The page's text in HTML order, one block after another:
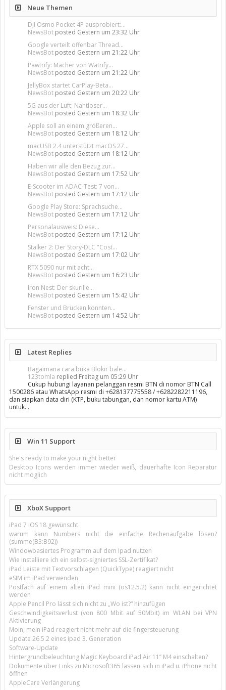
Neue Themen
DJI Osmo Pocket 4P ausprobiert:...
NewsBot posted Gestern um 23:32 Uhr
Google verteilt offenbar Thread...
NewsBot posted Gestern um 21:22 Uhr
Pawtrify: Macher von Watrify...
NewsBot posted Gestern um 21:22 Uhr
JellyBox startet CarPlay-Beta...
NewsBot posted Gestern um 20:22 Uhr
5G aus der Luft: Nahtloser...
NewsBot posted Gestern um 18:32 Uhr
Apple soll an einem größeren...
NewsBot posted Gestern um 18:12 Uhr
macUSB 2.4 unterstützt macOS 27...
NewsBot posted Gestern um 18:12 Uhr
Haben wir alle den Bezug zur...
NewsBot posted Gestern um 17:52 Uhr
E-Scooter im ADAC-Test: 7 von...
NewsBot posted Gestern um 17:12 Uhr
Google Play Store: Sprachsuche...
NewsBot posted Gestern um 17:12 Uhr
Personalausweis: Diese...
NewsBot posted Gestern um 17:12 Uhr
Stalker 2: Der Story-DLC "Cost...
NewsBot posted Gestern um 17:02 Uhr
RTX 5090 nur mit acht...
NewsBot posted Gestern um 16:23 Uhr
Iron Nest: Der skurille...
NewsBot posted Gestern um 15:42 Uhr
Fenster und Brücken könnten...
NewsBot posted Gestern um 14:52 Uhr
Latest Replies
Bagaimana cara buka Blokir bale...
123tomla replied Freitag um 05:29 Uhr
Cukup hubungi layanan pelanggan resmi BTN di nomor BTN Call
1500286 atau WhatsApp resmi di +628137775558 / +6282282211196,
dan siapkan data diri (KTP, buku tabungan, dan nomor kartu ATM)
untuk…
Win 11 Support
She's ready to make your night better
Desktop Icons werden immer wieder weiß, dauerhafte Icon Reparatur
nicht möglich
XboX Support
iPad 7 iOS 18 gewünscht
warum kann Numbers nicht die einfache Rechenaufgabe lösen?
(summe(B3:B92))
Windowbasiertes Programm auf dem Ipad nutzen
Wie installiere ich ein selbst-signiertes SSL-Zertifikat?
iPad Leiste mit Textvorschlägen (QuickType) reagiert nicht
eSIM im iPad verwenden
Postfach auf einem alten iPad mini (os12.5.2) kann nicht eingerichtet
werden
Apple Pencil Pro lässt sich nicht zu „Wo ist?“ hinzufügen
Geschwindigkeitsverlust (von 800 Mbit auf 50Mbit) im WLAN bei VPN
Aktivierung
Moin, mein iPad reagiert nicht mehr auf die fingersteuerung
Update 26.5.2 eines ipad 3. Generation
Software-Update
Hintergrundbeleuchtung Magic Keyboard iPad Air 11’’ M4 einschalten?
Dokumente über Links zu Microsoft365 lassen sich in iPad u. iPhone nicht
öffnen
AppleCare Verlängerung